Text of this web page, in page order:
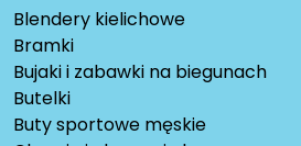
Blendery kielichowe
Bramki
Bujaki i zabawki na biegunach
Butelki
Buty sportowe męskie